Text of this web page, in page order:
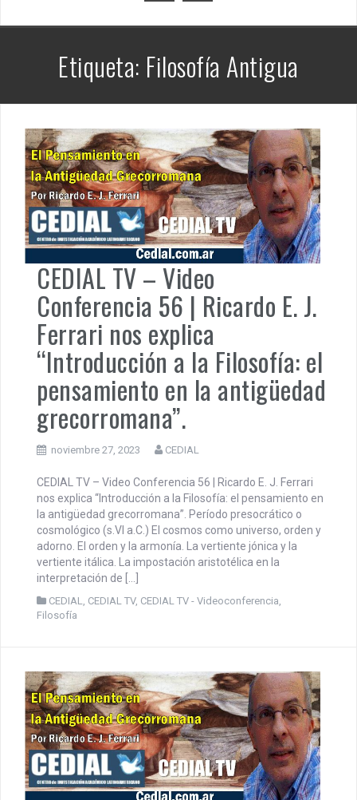
PENSAR UNA SEÑAL | Se echan los dados éticos de la
ECONOMICA Y POLITICA
Milei contra la República Federativa del Brasil.
Etiqueta: Filosofía Antigua
CEDIAL TV – Video
Conferencia 56 | Ricardo E. J.
Ferrari nos explica
“Introducción a la Filosofía: el
pensamiento en la antigüedad
grecorromana”.
noviembre 27, 2023 CEDIAL
CEDIAL TV – Video Conferencia 56 | Ricardo E. J. Ferrari
nos explica “Introducción a la Filosofía: el pensamiento en
la antigüedad grecorromana”. Período presocrático o
cosmológico (s.VI a.C.) El cosmos como universo, orden y
adorno. El orden y la armonía. La vertiente jónica y la
vertiente itálica. La impostación aristotélica en la
interpretación de […]
CEDIAL CEDIAL TV, CEDIAL TV - Videoconferencia
Filosofía